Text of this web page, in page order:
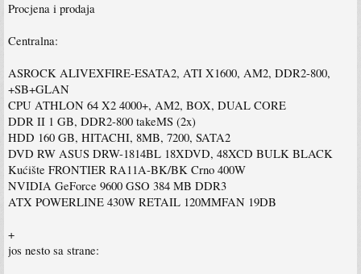
Procjena i prodaja
Centralna:
ASROCK ALIVEXFIRE-ESATA2, ATI X1600, AM2, DDR2-800,
+SB+GLAN
CPU ATHLON 64 X2 4000+, AM2, BOX, DUAL CORE
DDR II 1 GB, DDR2-800 takeMS (2x)
HDD 160 GB, HITACHI, 8MB, 7200, SATA2
DVD RW ASUS DRW-1814BL 18XDVD, 48XCD BULK BLACK
Kućište FRONTIER RA11A-BK/BK Crno 400W
NVIDIA GeForce 9600 GSO 384 MB DDR3
ATX POWERLINE 430W RETAIL 120MMFAN 19DB
+
jos nesto sa strane: